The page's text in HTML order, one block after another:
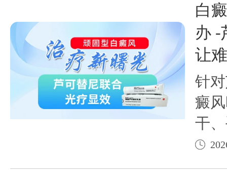
白
办 -
让
针
癜
干
的“
苏